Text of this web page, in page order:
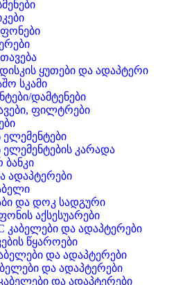
ყუთები და ადაპტერი
სკამი
დამტენები
ფილტრები
ელემენტები
ელემენტების კარადა
ადაპტერები
და დოკ სადგური
აქსესუარები
კაბელები და ადაპტერები
წყაროები
და ადაპტერები
და ადაპტერები
და ადაპტერები